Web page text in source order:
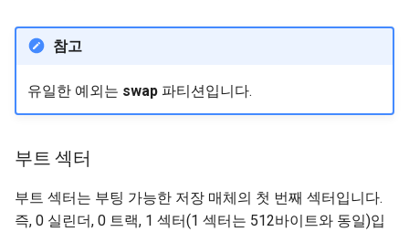
참고
유일한 예외는 swap파티션입니다.
부트 섹터
부트 섹터는 부팅 가능한 저장 매체의 첫 번째 섹터입니다.
즉, 0 실린더, 0 트랙, 1 섹터(1 섹터는 512바이트와 동일)입